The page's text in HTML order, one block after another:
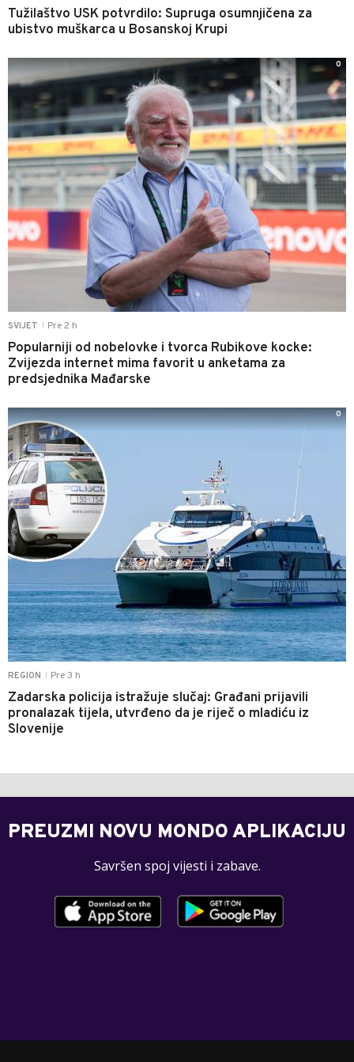
Tužilaštvo USK potvrdilo: Supruga osumnjičena za
ubistvo muškarca u Bosanskoj Krupi
SVIJET Pre 2 h
Popularniji od nobelovke i tvorca Rubikove kocke:
Zvijezda internet mima favorit u anketama za
predsjednika Mađarske
0
REGION Pre 3 h
Zadarska policija istražuje slučaj: Građani prijavili
pronalazak tijela, utvrđeno da je riječ o mladiću iz
Slovenije
0
PREUZMI NOVU MONDO APLIKACIJU
Savršen spoj vijesti i zabave.